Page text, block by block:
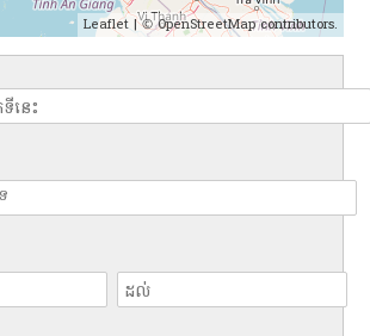
Leaflet| ©OpenStreetMapcontributors.